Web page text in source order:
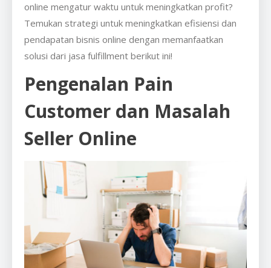
online mengatur waktu untuk meningkatkan profit?
Temukan strategi untuk meningkatkan efisiensi dan
pendapatan bisnis online dengan memanfaatkan
solusi dari jasa fulfillment berikut ini!
Pengenalan Pain
Customer dan Masalah
Seller Online